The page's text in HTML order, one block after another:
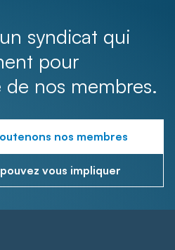
syndicat qui
pour
de nos membres.
nos membres
vous impliquer